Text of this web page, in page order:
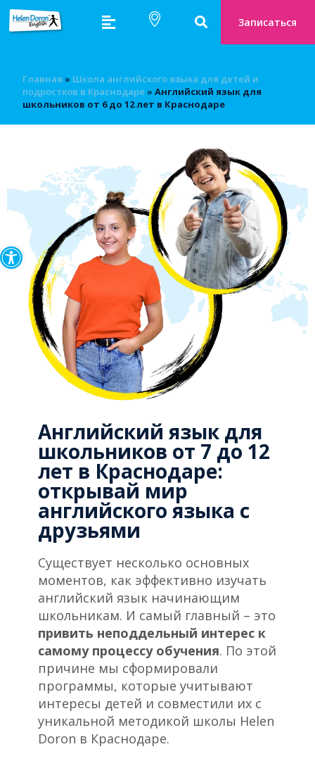
Открыть панель
Записаться
Главная » Школа английского языка для детей и
подростков в Краснодаре »Английский язык для
школьников от 6 до 12 лет в Краснодаре
Английский язык для
школьников от 7 до 12
лет в Краснодаре:
открывай мир
английского языка с
друзьями
Существует несколько основных
моментов, как эффективно изучать
английский язык начинающим
школьникам. И самый главный – это
привить неподдельный интерес к
самому процессу обучения. По этой
причине мы сформировали
программы, которые учитывают
интересы детей и совместили их с
уникальной методикой школы Helen
Doron в Краснодаре.